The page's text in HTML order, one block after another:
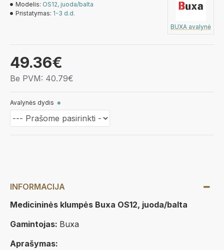
49.36€
Be PVM: 40.79€
Modelis: OS12, juoda/balta
Pristatymas: 1-3 d.d.
BUXA avalynė
Avalynės dydis
INFORMACIJA
Medicininės klumpės Buxa OS12, juoda/balta
Gamintojas: Buxa
Aprašymas: